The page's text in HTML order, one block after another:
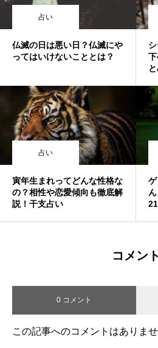
占い
仏滅の日は悪い日？仏滅にや
ってはいけないこととは？
占い
寅年生まれってどんな性格な
の？相性や恋愛傾向も徹底解
説！干支占い
コメント
0 コメント
この記事へのコメントはありませ